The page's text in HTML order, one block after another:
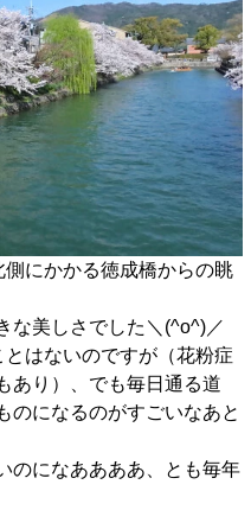
にかかる徳成橋からの眺
な美しさでした＼(^o^)／
はないのですが（花粉症
あり）、でも毎日通る道
のになるのがすごいなあと
のになああああ、とも毎年